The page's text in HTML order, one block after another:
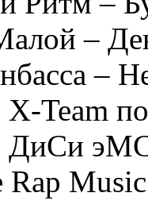
–
–
X-Team
ДиСи
Rap